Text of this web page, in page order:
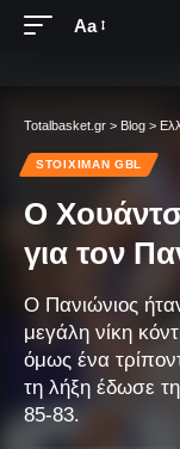
Aa
Totalbasket.gr > Blog >
STOIXIMAN GBL
Ο
για τον
Ο Πανιώνιος
μεγάλη νίκη
όμως ένα
τη λήξη έδωσε
85-83.